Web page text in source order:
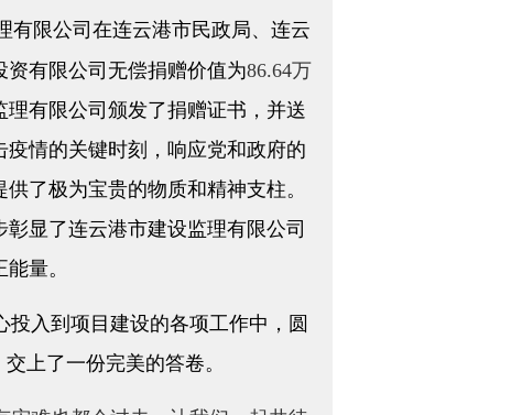
有限公司在连云港市民政局、连云
有限公司无偿捐赠价值为86.64万
有限公司颁发了捐赠证书，并送
情的关键时刻，响应党和政府的
了极为宝贵的物质和精神支柱。
显了连云港市建设监理有限公司
量。
入到项目建设的各项工作中，圆
上了一份完美的答卷。